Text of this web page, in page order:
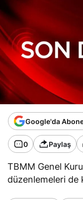
Google'da
0 Paylaş
TBMM Genel
düzenlemeleri de